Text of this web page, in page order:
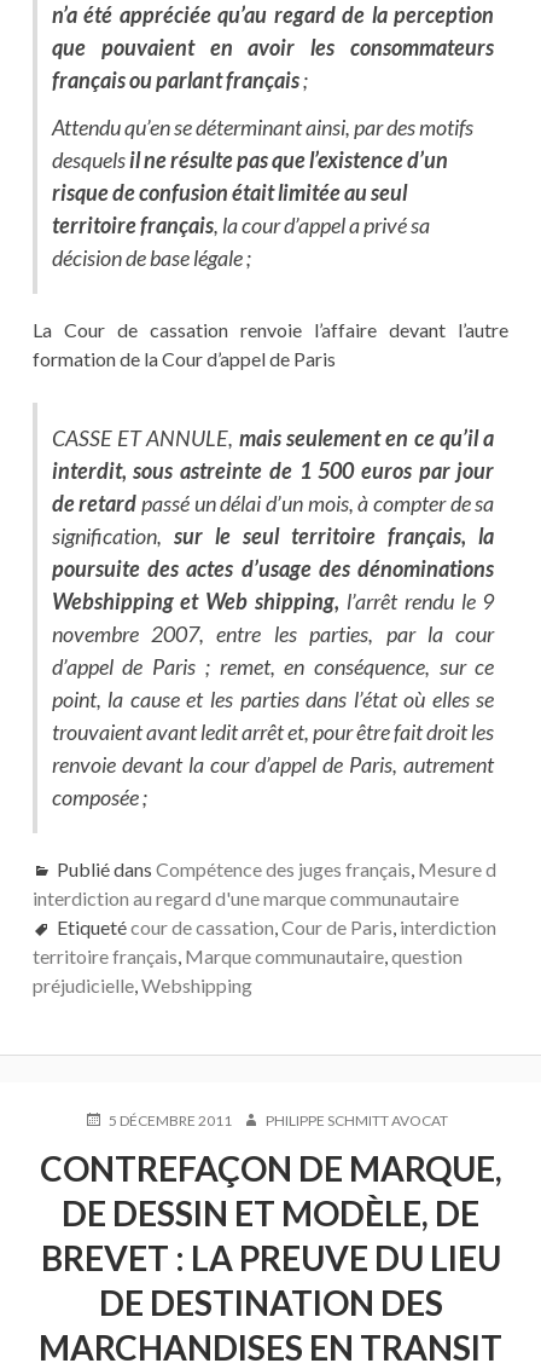
n’a été appréciée qu’au regard de la perception
que pouvaient en avoir les consommateurs
français ou parlant français;
Attendu qu’en se déterminant ainsi, par des motifs
desquelsil ne résulte pas que l’existence d’un
risque de confusion était limitée au seul
territoire français, la cour d’appel a privé sa
décision de base légale ;
La Cour de cassation renvoie l’affaire devant l’autre
formation de la Cour d’appel de Paris
CASSE ET ANNULE, mais seulement en ce qu’il a
interdit, sous astreinte de 1 500 euros par jour
de retardpassé un délai d’un mois, à compter de sa
signification, sur le seul territoire français, la
poursuite des actes d’usage des dénominations
Webshipping et Web shipping, l’arrêt rendu le 9
novembre 2007, entre les parties, par la cour
d’appel de Paris ; remet, en conséquence, sur ce
point, la cause et les parties dans l’état où elles se
trouvaient avant ledit arrêt et, pour être fait droit les
renvoie devant la cour d’appel de Paris, autrement
composée ;
Publié dans Compétence des juges français, Mesure d
interdiction au regard d'une marque communautaire
Etiquetécour de cassation,Cour de Paris, interdiction
territoire français, Marque communautaire,question
préjudicielle,Webshipping
PUBLIÉ5 DÉCEMBRE 2011 AUTEURPHILIPPE SCHMITT AVOCAT
CONTREFAÇON DE MARQUE,
DE DESSIN ET MODÈLE, DE
BREVET : LA PREUVE DU LIEU
DE DESTINATION DES
MARCHANDISES EN TRANSIT